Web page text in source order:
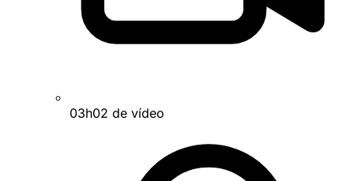
03h02 de vídeo